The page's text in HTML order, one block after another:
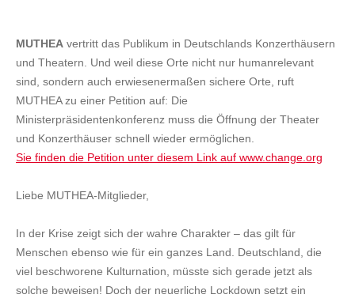
MUTHEA vertritt das Publikum in Deutschlands Konzerthäusern
und Theatern. Und weil diese Orte nicht nur humanrelevant
sind, sondern auch erwiesenermaßen sichere Orte, ruft
MUTHEA zu einer Petition auf: Die
Ministerpräsidentenkonferenz muss die Öffnung der Theater
und Konzerthäuser schnell wieder ermöglichen.
Sie finden die Petition unter diesem Link auf www.change.org
Liebe MUTHEA-Mitglieder,
In der Krise zeigt sich der wahre Charakter – das gilt für
Menschen ebenso wie für ein ganzes Land. Deutschland, die
viel beschworene Kulturnation, müsste sich gerade jetzt als
solche beweisen! Doch der neuerliche Lockdown setzt ein